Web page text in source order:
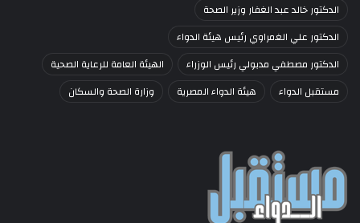
الدكتور خالد عبد الغفار وزير الصحة
الدكتور علي الغمراوي رئيس هيئة الدواء
الدكتور مصطفي مدبولي رئيس الوزراء
الهيئة العامة للرعاية الصحية
مستقبل الدواء
هيئة الدواء المصرية وزارة الصحة والسكان